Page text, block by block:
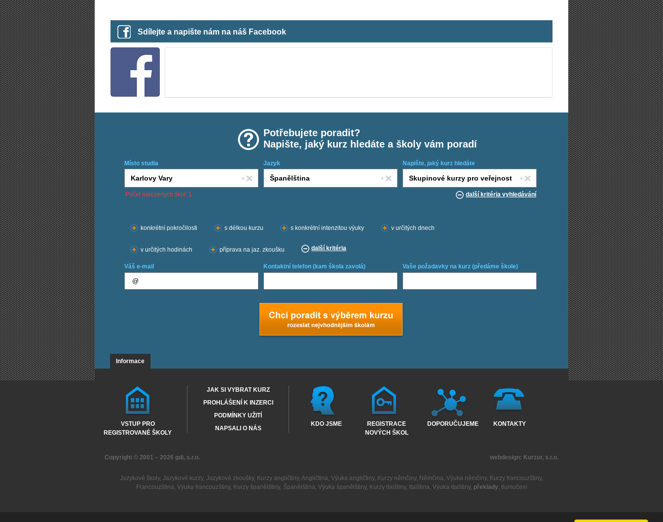
Sdílejte a napište nám na náš Facebook
Potřebujete poradit?
Napište, jaký kurz hledáte a školy vám poradí
Místo studia Jazyk Napište, jaký kurz hledáte
Počet nalezených škol: 1 další kritéria vyhledávání
konkrétní pokročilosti
s délkou kurzu s konkrétní intenzitou výuky v určitých dnech
v určitých hodinách příprava na jaz. zkoušku další kritéria
Váš e-mail Kontaktní telefon (kam škola zavolá) Vaše požadavky na kurz (předáme škole)
Informace
VSTUP PRO
REGISTROVANÉ ŠKOLY
JAK SI VYBRAT KURZ
PROHLÁŠENÍ K INZERCI
PODMÍNKY UŽITÍ
NAPSALI O NÁS
KDO JSME
REGISTRACE
NOVÝCH ŠKOL
DOPORUČUJEME KONTAKTY
Copyright © 2001 – 2026 gdi, s.r.o. webdesign: Kurzor, s.r.o.
Jazykové školy, Jazykové kurzy, Jazykové zkoušky, Kurzy angličtiny, Angličtina, Výuka angličtiny, Kurzy němčiny, Němčina, Výuka němčiny, Kurzy francouzštiny,
Francouzština, Výuka francouzštiny, Kurzy španělštiny, Španělština, Výuka španělštiny, Kurzy italštiny, Italština, Výuka italštiny, překlady, tlumočení